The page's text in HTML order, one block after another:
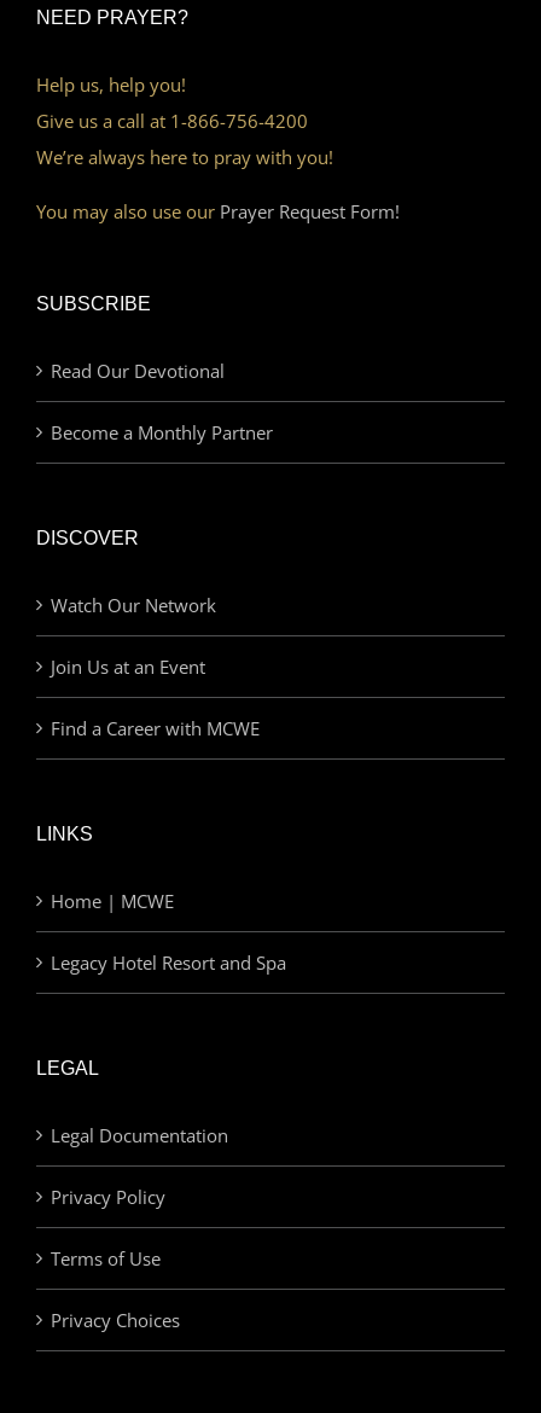
NEED PRAYER?
Help us, help you!
Give us a call at 1-866-756-4200
We’re always here to pray with you!
You may also use our Prayer Request Form!
SUBSCRIBE
Read Our Devotional
Become a Monthly Partner
DISCOVER
Watch Our Network
Join Us at an Event
Find a Career with MCWE
LINKS
Home | MCWE
Legacy Hotel Resort and Spa
LEGAL
Legal Documentation
Privacy Policy
Terms of Use
Privacy Choices